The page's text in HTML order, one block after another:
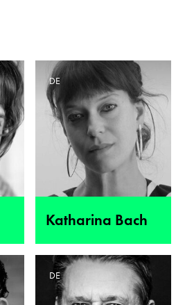
Katharina Bach
DE
DE